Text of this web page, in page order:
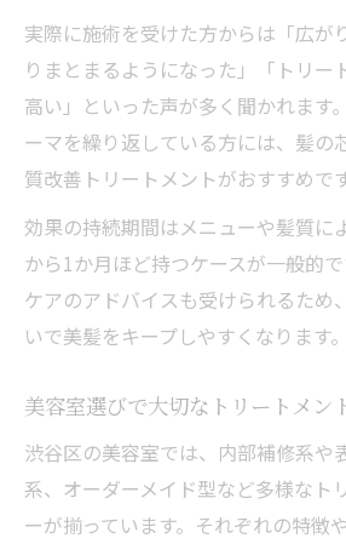
TOKIOトリートメントの
期間
美容室で叶う理想の仕上
係
変わる
美容室ごとの仕上がり比
実際に施術を受けた方からは「広が
りまとまるようになった」「トリー
高い」といった声が多く聞かれます
ーマを繰り返している方には、髪の
質改善トリートメントがおすすめです
効果の持続期間はメニューや髪質に
から1か月ほど持つケースが一般的
ケアのアドバイスも受けられるため
いで美髪をキープしやすくなります。
美容室選びで大切なトリートメン
渋谷区の美容室では、内部補修系や
系、オーダーメイド型など多様なト
ーが揃っています。それぞれの特徴